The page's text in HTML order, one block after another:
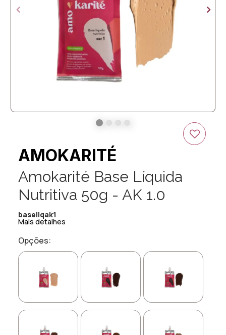
AMOKARITÉ
Amokarité Base Líquida
Nutritiva 50g - AK 1.0
baseliqak1
Mais detalhes
Opções: